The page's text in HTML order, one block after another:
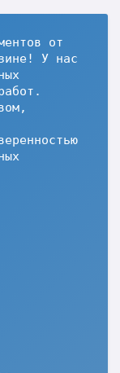
от
У нас